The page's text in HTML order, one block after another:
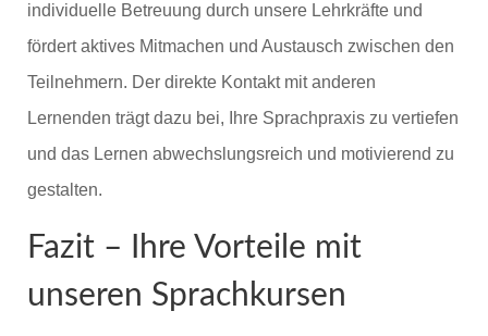
individuelle Betreuung durch unsere Lehrkräfte und
fördert aktives Mitmachen und Austausch zwischen den
Teilnehmern. Der direkte Kontakt mit anderen
Lernenden trägt dazu bei, Ihre Sprachpraxis zu vertiefen
und das Lernen abwechslungsreich und motivierend zu
gestalten.
Fazit – Ihre Vorteile mit
unseren Sprachkursen